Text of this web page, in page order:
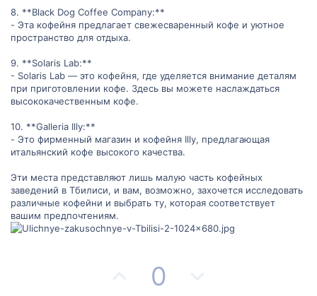
8. **Black Dog Coffee Company:**
- Эта кофейня предлагает свежесваренный кофе и уютное
пространство для отдыха.
9. **Solaris Lab:**
- Solaris Lab — это кофейня, где уделяется внимание деталям
при приготовлении кофе. Здесь вы можете наслаждаться
высококачественным кофе.
10. **Galleria Illy:**
- Это фирменный магазин и кофейня Illy, предлагающая
итальянский кофе высокого качества.
Эти места представляют лишь малую часть кофейных
заведений в Тбилиси, и вам, возможно, захочется исследовать
различные кофейни и выбрать ту, которая соответствует
вашим предпочтениям.
0